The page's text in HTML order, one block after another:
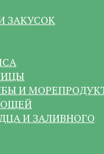
ЗАКУСОК
И
И ЗАЛИВНОГО